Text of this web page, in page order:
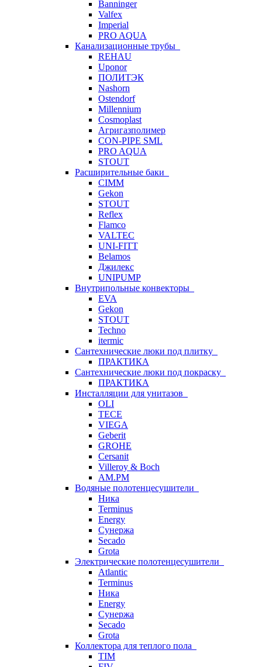
Banninger
Valfex
Imperial
PRO AQUA
Канализационные трубы
REHAU
Uponor
ПОЛИТЭК
Nashorn
Ostendorf
Millennium
Cosmoplast
Агригазполимер
CON-PIPE SML
PRO AQUA
STOUT
Расширительные баки
CIMM
Gekon
STOUT
Reflex
Flamco
VALTEC
UNI-FITT
Belamos
Джилекс
UNIPUMP
Внутрипольные конвекторы
EVA
Gekon
STOUT
Techno
itermic
Сантехнические люки под плитку
ПРАКТИКА
Сантехнические люки под покраску
ПРАКТИКА
Инсталляции для унитазов
OLI
TECE
VIEGA
Geberit
GROHE
Cersanit
Villeroy & Boch
AM.PM
Водяные полотенцесушители
Ника
Terminus
Energy
Сунержа
Secado
Grota
Электрические полотенцесушители
Atlantic
Terminus
Ника
Energy
Сунержа
Secado
Grota
Коллектора для теплого пола
TIM